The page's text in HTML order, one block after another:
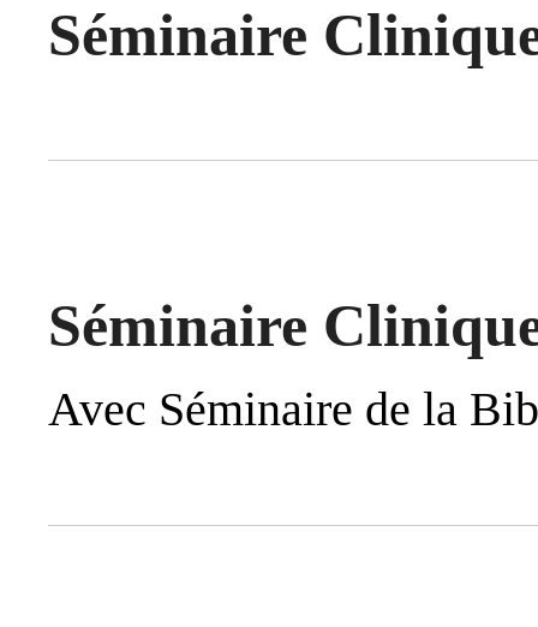
Séminaire
Séminaire
Avec Séminaire de la